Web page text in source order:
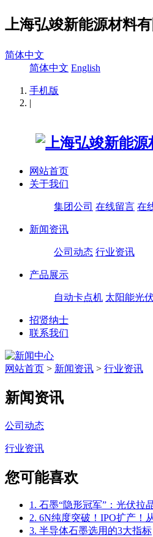
上海弘竣新能源材料
简体中文
简体中文 English
手机版
|
网站首页
关于我们
集团公司 在线留言 在
新闻资讯
公司动态 行业资讯
产品展示
自动卡点机 太阳能光
招贤纳士
联系我们
网站首页 > 新闻资讯 > 行业资讯
新闻资讯
公司动态
行业资讯
您可能喜欢
1. 石墨“隐形冠军”：光伏拉
2. 6N纯度突破！IPO扩产！
3. 半导体石墨选用的3大指标